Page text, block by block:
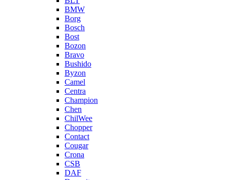
BMW
Borg
Bosch
Bost
Bozon
Bravo
Bushido
Byzon
Camel
Centra
Champion
Chen
ChilWee
Chopper
Contact
Cougar
Crona
CSB
DAF